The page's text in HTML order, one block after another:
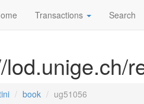
Transactions Search
lod.unige.ch/
book ug51056